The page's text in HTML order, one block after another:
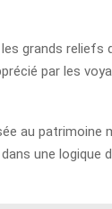
grands reliefs
par les
au patrimoine
une logique